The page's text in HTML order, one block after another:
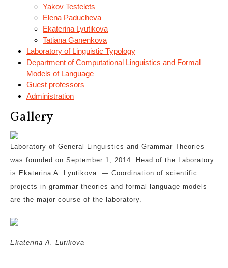
Yakov Testelets
Elena Paducheva
Ekaterina Lyutikova
Tatiana Ganenkova
Laboratory of Linguistic Typology
Department of Computational Linguistics and Formal
Models of Language
Guest professors
Administration
Gallery
Laboratory of General Linguistics and Grammar Theories
was founded on September 1, 2014. Head of the Laboratory
is Ekaterina A. Lyutikova. — Coordination of scientific
projects in grammar theories and formal language models
are the major course of the laboratory.
Ekaterina A. Lutikova
—